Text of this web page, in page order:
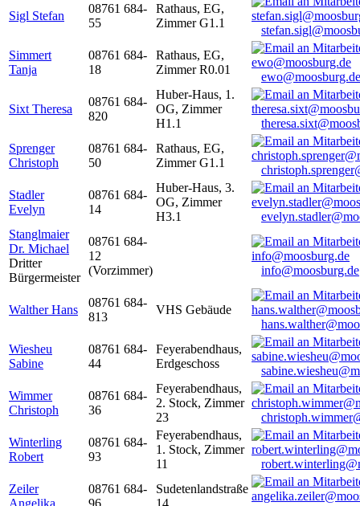
Sigl Stefan
08761 684-
55
Rathaus, EG,
Zimmer G1.1
Simmert
Tanja
08761 684-
18
Rathaus, EG,
Zimmer R0.01
ewo@moosburg.de
Sixt Theresa
08761 684-
820
Huber-Haus, 1.
OG, Zimmer
H1.1
Sprenger
Christoph
08761 684-
50
Rathaus, EG,
Zimmer G1.1
Stadler
Evelyn
08761 684-
14
Huber-Haus, 3.
OG, Zimmer
H3.1
Stanglmaier
Dr. Michael
Dritter
Bürgermeister
08761 684-
12
(Vorzimmer)
info@moosburg.de
Walther Hans
08761 684-
813
VHS Gebäude
Wiesheu
Sabine
08761 684-
44
Feyerabendhaus,
Erdgeschoss
Wimmer
Christoph
08761 684-
36
Feyerabendhaus,
2. Stock, Zimmer
23
Winterling
Robert
08761 684-
93
Feyerabendhaus,
1. Stock, Zimmer
11
Zeiler
Angelika
08761 684-
96
Sudetenlandstraße
14